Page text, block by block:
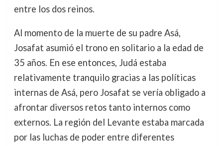
entre los dos reinos.
Al momento de la muerte de su padre Asá,
Josafat asumió el trono en solitario a la edad de
35 años. En ese entonces, Judá estaba
relativamente tranquilo gracias a las políticas
internas de Asá, pero Josafat se vería obligado a
afrontar diversos retos tanto internos como
externos. La región del Levante estaba marcada
por las luchas de poder entre diferentes